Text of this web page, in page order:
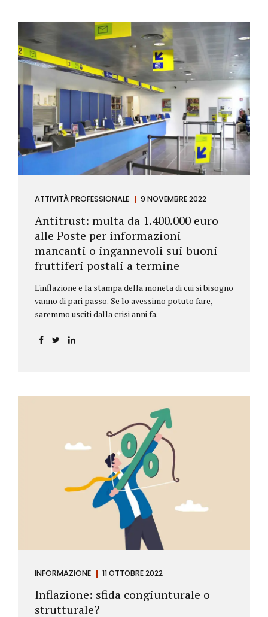
ATTIVITÀ PROFESSIONALE 9 NOVEMBRE 2022
Antitrust: multa da 1.400.000 euro
alle Poste per informazioni
mancanti o ingannevoli sui buoni
fruttiferi postali a termine
L'inflazione e la stampa della moneta di cui si bisogno
vanno di pari passo. Se lo avessimo potuto fare,
saremmo usciti dalla crisi anni fa.
INFORMAZIONE 11 OTTOBRE 2022
Inflazione: sfida congiunturale o
strutturale?